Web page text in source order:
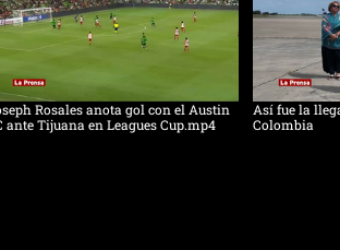
Rosales anota gol con el Austin
ante Tijuana en Leagues Cup.mp4
Así fue la
Colombia